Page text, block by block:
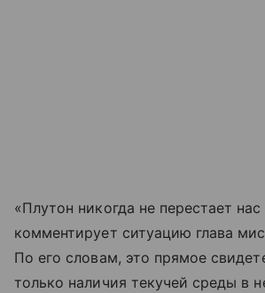
«Плутон никогда не перестает
комментирует ситуацию глава
По его словам, это прямое
только наличия текучей среды в